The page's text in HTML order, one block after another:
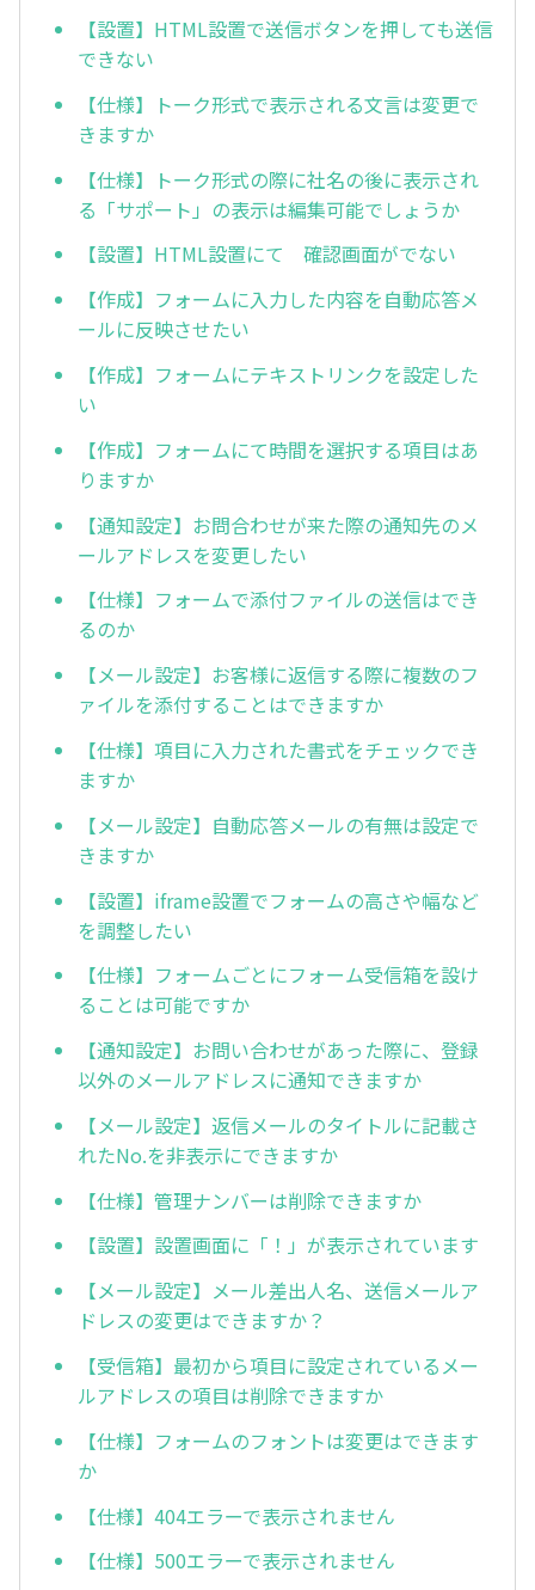
【設置】HTML設置で送信ボタンを押しても送信
できない
【仕様】トーク形式で表示される文言は変更で
きますか
【仕様】トーク形式の際に社名の後に表示され
る「サポート」の表示は編集可能でしょうか
【設置】HTML設置にて 確認画面がでない
【作成】フォームに入力した内容を自動応答メ
ールに反映させたい
【作成】フォームにテキストリンクを設定した
い
【作成】フォームにて時間を選択する項目はあ
りますか
【通知設定】お問合わせが来た際の通知先のメ
ールアドレスを変更したい
【仕様】フォームで添付ファイルの送信はでき
るのか
【メール設定】お客様に返信する際に複数のフ
ァイルを添付することはできますか
【仕様】項目に入力された書式をチェックでき
ますか
【メール設定】自動応答メールの有無は設定で
きますか
【設置】iframe設置でフォームの高さや幅など
を調整したい
【仕様】フォームごとにフォーム受信箱を設け
ることは可能ですか
【通知設定】お問い合わせがあった際に、登録
以外のメールアドレスに通知できますか
【メール設定】返信メールのタイトルに記載さ
れたNo.を非表示にできますか
【仕様】管理ナンバーは削除できますか
【設置】設置画面に「！」が表示されています
【メール設定】メール差出人名、送信メールア
ドレスの変更はできますか？
【受信箱】最初から項目に設定されているメー
ルアドレスの項目は削除できますか
【仕様】フォームのフォントは変更はできます
か
【仕様】404エラーで表示されません
【仕様】500エラーで表示されません